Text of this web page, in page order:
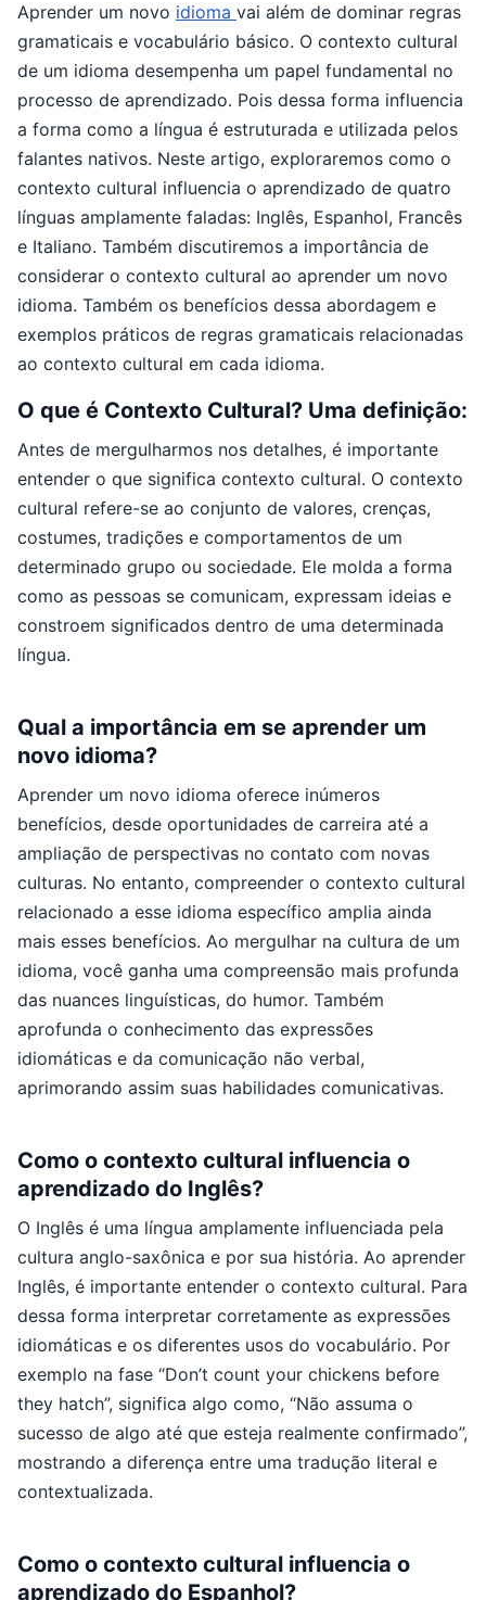
Aprender um novo idioma vai além de dominar regras
gramaticais e vocabulário básico. O contexto cultural
de um idioma desempenha um papel fundamental no
processo de aprendizado. Pois dessa forma influencia
a forma como a língua é estruturada e utilizada pelos
falantes nativos. Neste artigo, exploraremos como o
contexto cultural influencia o aprendizado de quatro
línguas amplamente faladas: Inglês, Espanhol, Francês
e Italiano. Também discutiremos a importância de
considerar o contexto cultural ao aprender um novo
idioma. Também os benefícios dessa abordagem e
exemplos práticos de regras gramaticais relacionadas
ao contexto cultural em cada idioma.
O que é Contexto Cultural? Uma definição:
Antes de mergulharmos nos detalhes, é importante
entender o que significa contexto cultural. O contexto
cultural refere-se ao conjunto de valores, crenças,
costumes, tradições e comportamentos de um
determinado grupo ou sociedade. Ele molda a forma
como as pessoas se comunicam, expressam ideias e
constroem significados dentro de uma determinada
língua.
Qual a importância em se aprender um
novo idioma?
Aprender um novo idioma oferece inúmeros
benefícios, desde oportunidades de carreira até a
ampliação de perspectivas no contato com novas
culturas. No entanto, compreender o contexto cultural
relacionado a esse idioma específico amplia ainda
mais esses benefícios. Ao mergulhar na cultura de um
idioma, você ganha uma compreensão mais profunda
das nuances linguísticas, do humor. Também
aprofunda o conhecimento das expressões
idiomáticas e da comunicação não verbal,
aprimorando assim suas habilidades comunicativas.
Como o contexto cultural influencia o
aprendizado do Inglês?
O Inglês é uma língua amplamente influenciada pela
cultura anglo-saxônica e por sua história. Ao aprender
Inglês, é importante entender o contexto cultural. Para
dessa forma interpretar corretamente as expressões
idiomáticas e os diferentes usos do vocabulário. Por
exemplo na fase “Don’t count your chickens before
they hatch”, significa algo como, “Não assuma o
sucesso de algo até que esteja realmente confirmado”,
mostrando a diferença entre uma tradução literal e
contextualizada.
Como o contexto cultural influencia o
aprendizado do Espanhol?